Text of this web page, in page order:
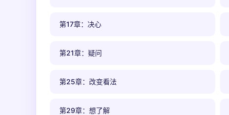
第17章：决心
第21章：疑问
第25章：改变看法
第29章：想了解